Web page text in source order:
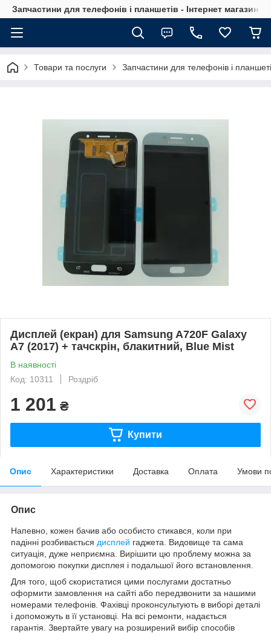
Запчастини для телефонів і планшетів - Інтернет магазин
Товари та послуги Запчастини для телефонів і
Дисплей (екран) для Samsung A720F Galaxy
A7 (2017) + тачскрін, блакитний, Blue Mist
В наявності
Код: 10311
Роздріб
1 201 ₴
Купити
Опис Характеристики Доставка Оплата Умови
Опис
Напевно, кожен бачив або особисто стикався, коли при
падінні розбивається дисплей гаджета. Видовище та сама
ситуація, дуже неприємна. Вирішити цю проблему можна за
допомогою покупки дисплея і подальшої його встановлення.
Для того, щоб скористатися цими послугами достатньо
оформити замовлення на сайті або передзвонити за нашими
номерами телефонів. Фахівці проконсультують в виборі деталі
і допоможуть в її установці. На всі ремонти, надається
гарантія. Звертайте увагу на розширений вибір способів